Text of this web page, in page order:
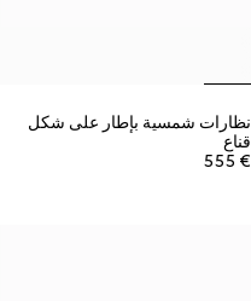
نظارات شمسية بإطار على شكل
قناع
€ 555